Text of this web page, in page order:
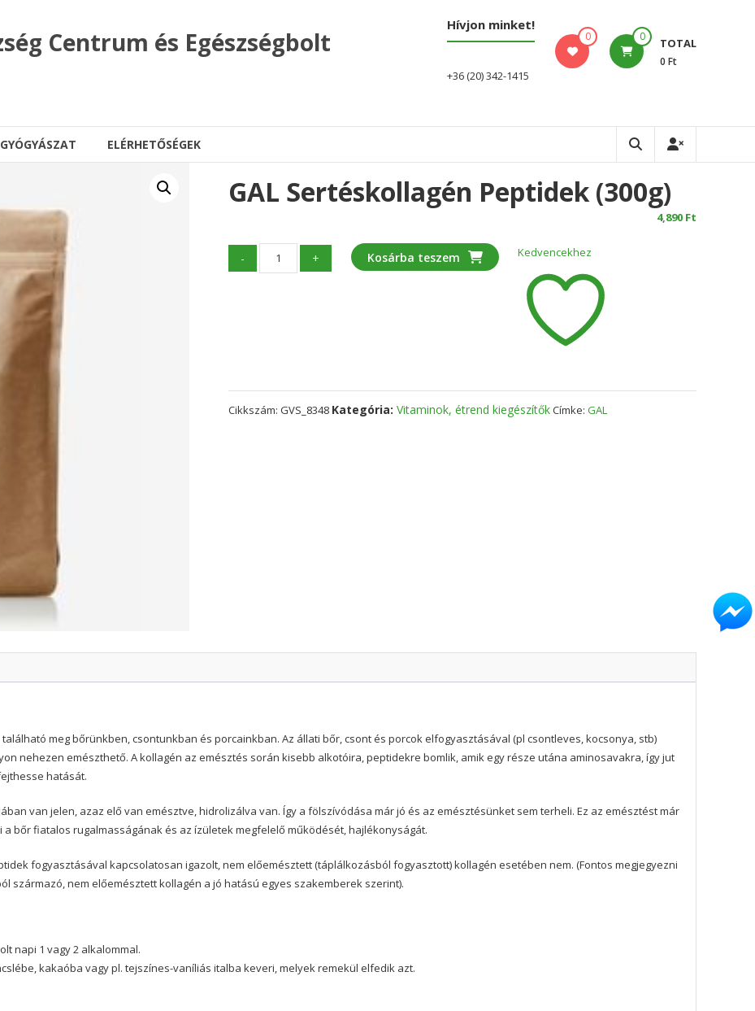
Centrum és Egészségbolt 0 0 TOTAL
0 Ft
Hívjon minket!
+36 (20) 342-1415
ELÉRHETŐSÉGEK
GAL Sertéskollagén Peptidek (300g)
4,890 Ft
-
Sertéskollagén
+ Kosárba teszem Kedvencekhez
Cikkszám: GVS_8348 Kategória: Vitaminok, étrend kiegészítőkCímke: GAL
meg bőrünkben, csontunkban és porcainkban. Az állati bőr, csont és porcok elfogyasztásával (pl csontleves, kocsonya, stb)
nehezen emészthető. A kollagén az emésztés során kisebb alkotóira, peptidekre bomlik, amik egy része utána aminosavakra, így jut
hatását.
van jelen, azaz elő van emésztve, hidrolizálva van. Így a fölszívódása már jó és az emésztésünket sem terheli. Ez az emésztést már
bőr fiatalos rugalmasságának és az ízületek megfelelő működését, hajlékonyságát.
fogyasztásával kapcsolatosan igazolt, nem előemésztett (táplálkozásból fogyasztott) kollagén esetében nem. (Fontos megjegyezni
származó, nem előemésztett kollagén a jó hatású egyes szakemberek szerint).
napi 1 vagy 2 alkalommal.
kakaóba vagy pl. tejszínes-vaníliás italba keveri, melyek remekül elfedik azt.